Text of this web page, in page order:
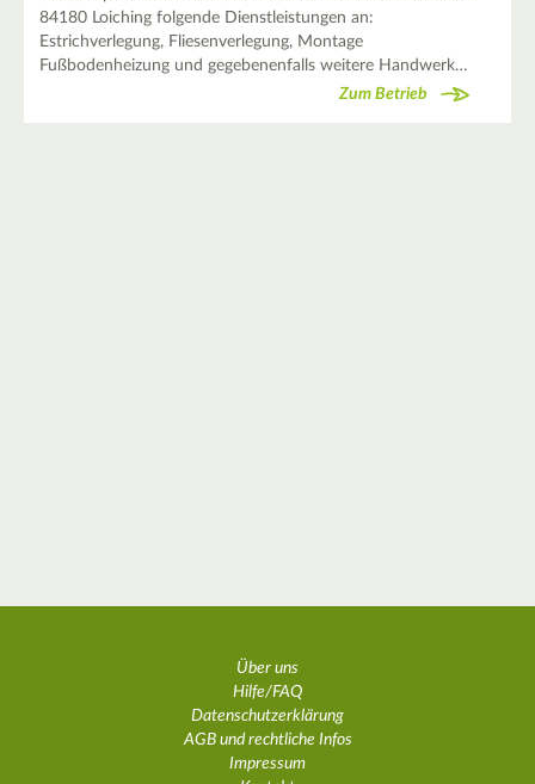
84180 Loiching folgende Dienstleistungen an:
Estrichverlegung, Fliesenverlegung, Montage
Fußbodenheizung und gegebenenfalls weitere Handwerk…
Zum Betrieb
Über uns
Hilfe/FAQ
Datenschutzerklärung
AGB und rechtliche Infos
Impressum